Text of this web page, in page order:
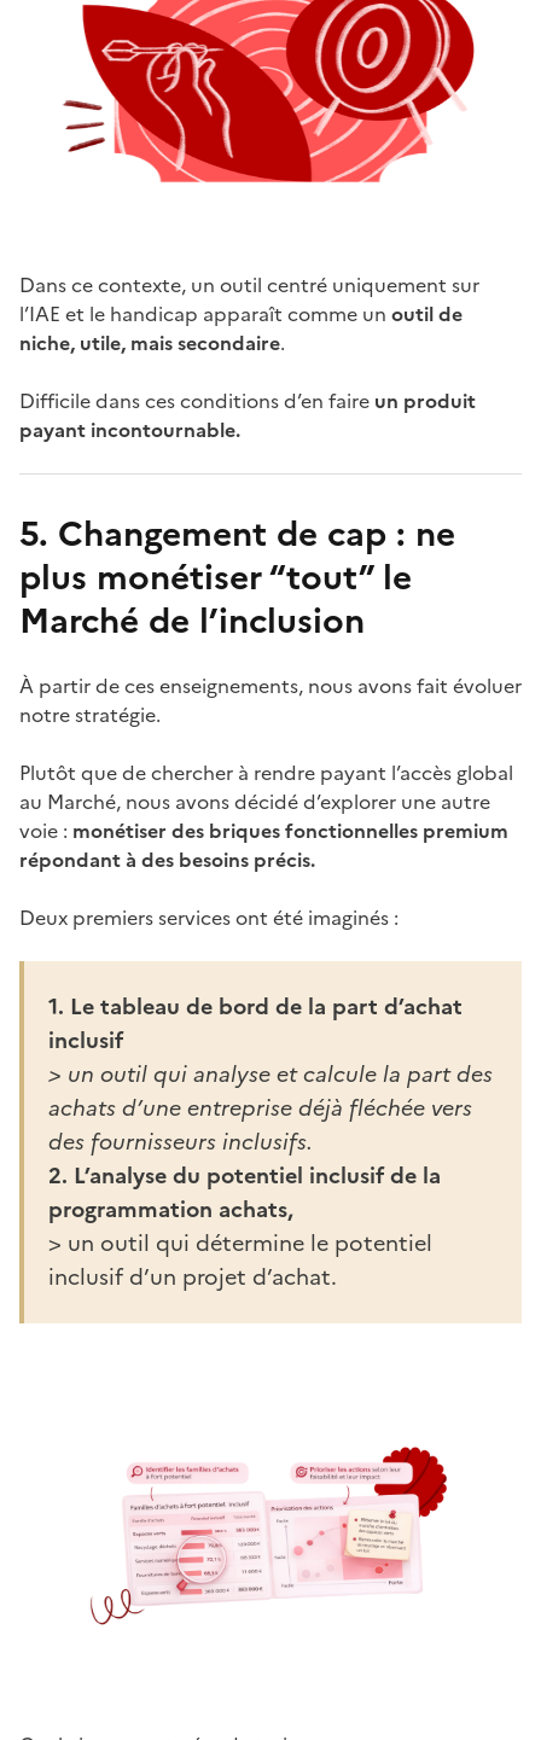
Dans ce contexte, un outil centré uniquement sur
l’IAE et le handicap apparaît comme un outil de
niche, utile, mais secondaire.
Difficile dans ces conditions d’en faire un produit
payant incontournable.
5. Changement de cap : ne
plus monétiser “tout” le
Marché de l’inclusion
À partir de ces enseignements, nous avons fait évoluer
notre stratégie.
Plutôt que de chercher à rendre payant l’accès global
au Marché, nous avons décidé d’explorer une autre
voie : monétiser des briques fonctionnelles premium
répondant à des besoins précis.
Deux premiers services ont été imaginés :
1. Le tableau de bord de la part d’achat
inclusif
> un outil qui analyse et calcule la part des
achats d’une entreprise déjà fléchée vers
des fournisseurs inclusifs.
2. L’analyse du potentiel inclusif de la
programmation achats,
> un outil qui détermine le potentiel
inclusif d’un projet d’achat.